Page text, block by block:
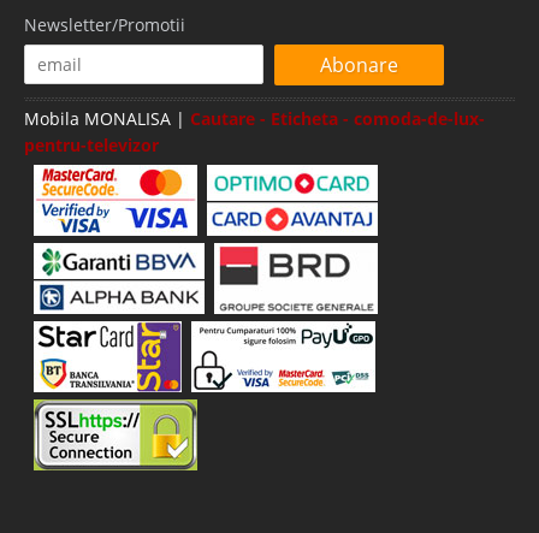
Newsletter/Promotii
Abonare
Mobila MONALISA | Cautare - Eticheta - comoda-de-lux-
pentru-televizor